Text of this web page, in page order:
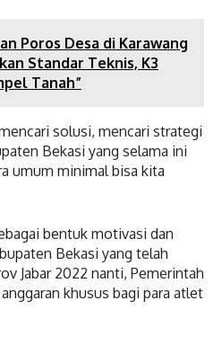
Poros Desa di Karawang
Standar Teknis, K3
Tanah”
solusi, mencari strategi
Bekasi yang selama ini
umum minimal bisa kita
bentuk motivasi dan
Bekasi yang telah
Jabar 2022 nanti, Pemerintah
khusus bagi para atlet